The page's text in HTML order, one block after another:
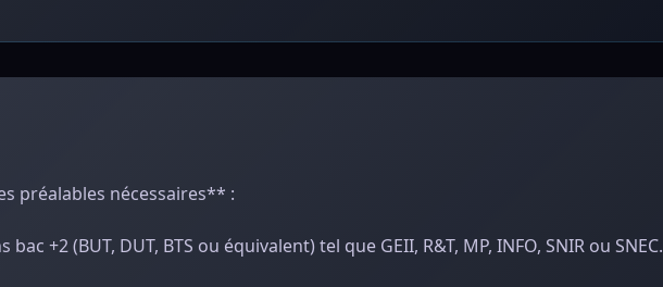
préalables nécessaires** :
+2 (BUT, DUT, BTS ou équivalent) tel que GEII, R&T, MP, INFO, SNIR ou SNEC.